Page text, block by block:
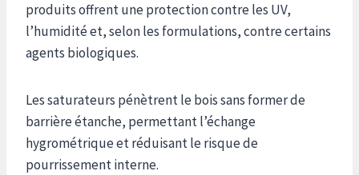
produits offrent une protection contre les UV,
l’humidité et, selon les formulations, contre certains
agents biologiques.
Les saturateurs pénètrent le bois sans former de
barrière étanche, permettant l’échange
hygrométrique et réduisant le risque de
pourrissement interne.